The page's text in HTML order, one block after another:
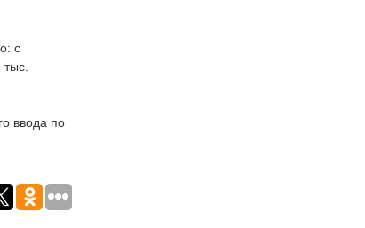
с
ввода по